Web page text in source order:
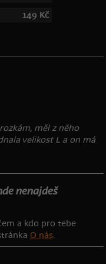
149 Kč
měl z něho
velikost L a on má
nenajdeš
a kdo pro tebe
O nás.